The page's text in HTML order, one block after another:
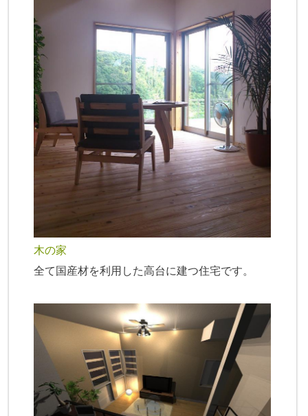
木の家
全て国産材を利用した高台に建つ住宅です。